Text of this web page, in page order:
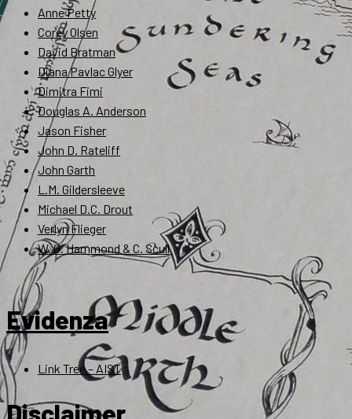
Anne Petty
Corey Olsen
David Bratman
Diana Pavlac Glyer
Dimitra Fimi
Douglas A. Anderson
Jason Fisher
John D. Rateliff
John Garth
L.M. Gildersleeve
Michael D.C. Drout
Verlyn Flieger
W. G. Hammond & C. Scull
Evidenza
Link Tree – AIST
Disclaimer